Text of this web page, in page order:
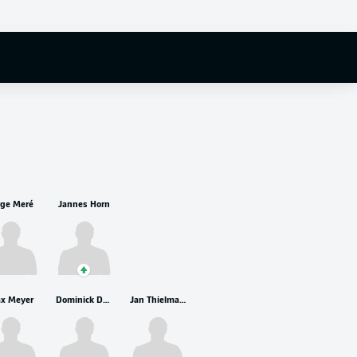
Meré Jannes Horn
Meyer Dominick Drexler Jan Thielmann